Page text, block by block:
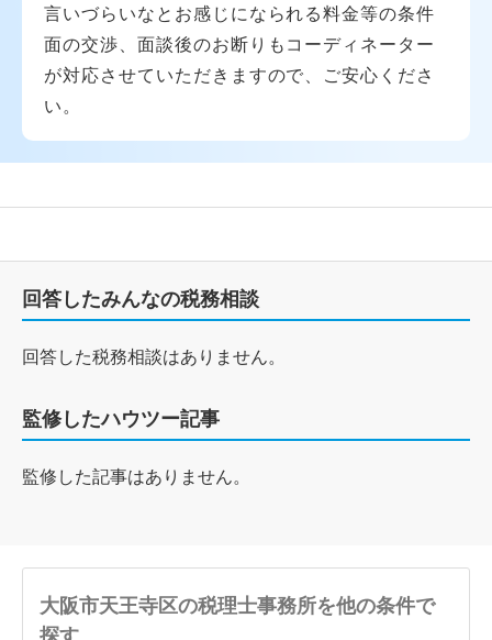
言いづらいなとお感じになられる料金等の条件
面の交渉、面談後のお断りもコーディネーター
が対応させていただきますので、ご安心くださ
い。
回答したみんなの税務相談
回答した税務相談はありません。
監修したハウツー記事
監修した記事はありません。
大阪市天王寺区の税理士事務所を他の条件で
探す